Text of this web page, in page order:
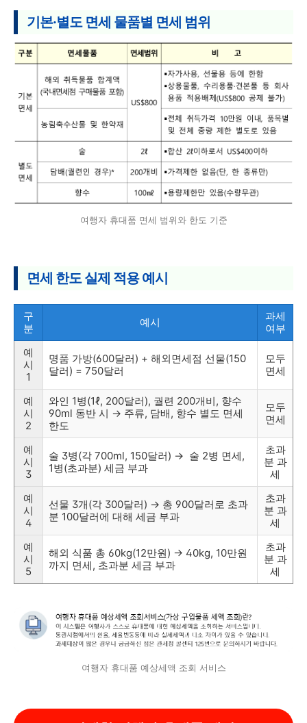
기본·별도 면세 물품별 면세 범위
여행자 휴대품 면세 범위와 한도 기준
면세 한도 실제 적용 예시
구
분
예시
과세
여부
예
시
1
명품 가방(600달러) + 해외면세점 선물(150
달러) = 750달러
모두
면세
예
시
2
와인 1병(1ℓ, 200달러), 궐련 200개비, 향수
90ml 동반 시 → 주류, 담배, 향수 별도 면세
한도
모두
면세
예
시
3
술 3병(각 700ml, 150달러) → 술 2병 면세,
1병(초과분) 세금 부과
초과
분 과
세
예
시
4
선물 3개(각 300달러) → 총 900달러로 초과
분 100달러에 대해 세금 부과
초과
분 과
세
예
시
5
해외 식품 총 60kg(12만원) → 40kg, 10만원
까지 면세, 초과분 세금 부과
초과
분 과
세
여행자 휴대품 예상세액 조회 서비스